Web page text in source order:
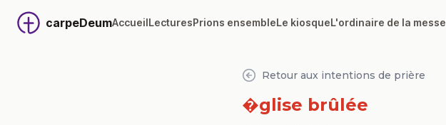
carpeDeumAccueilLecturesPrions ensembleLe kiosqueL'ordinaire de la messe
Retour aux intentions de prière
�glise brûlée